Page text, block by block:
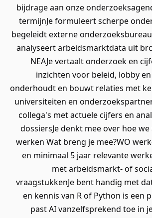
bijdrage aan onze
termijnJe formuleert scherpe
begeleidt externe
analyseert arbeidsmarktdata uit
NEAJe vertaalt onderzoek en
inzichten voor beleid, lobby
onderhoudt en bouwt relaties met
universiteiten en
collega's met actuele cijfers en
dossiersJe denkt mee over hoe
werken Wat breng je mee?WO
en minimaal 5 jaar relevante
met arbeidsmarkt- of
vraagstukkenJe bent handig met
en kennis van R of Python is een
past AI vanzelfsprekend toe in